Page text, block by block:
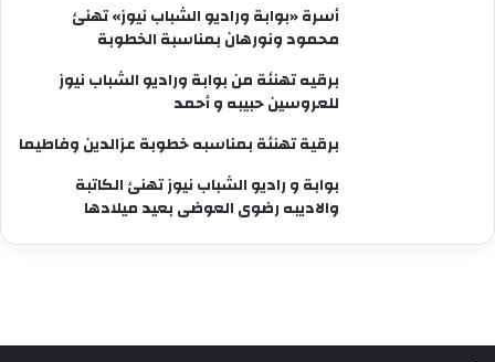
أسرة «بوابة وراديو الشباب نيوز» تهنئ
محمود ونورهان بمناسبة الخطوبة
برقيه تهنئة من بوابة وراديو الشباب نيوز
للعروسين حبيبه و أحمد
برقية تهنئة بمناسبه خطوبة عزالدين وفاطيما
بوابة و راديو الشباب نيوز تهنئ الكاتبة
والاديبه رضوى العوضى بعيد ميلادها